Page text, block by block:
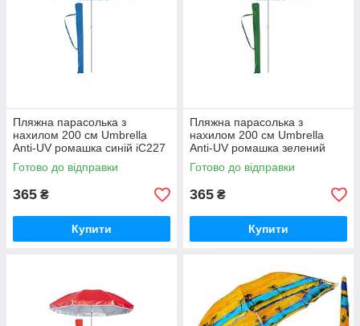
Пляжна парасолька з
нахилом 200 см Umbrella
Anti-UV ромашка синій iC227
Готово до відправки
365 ₴
Купити
Пляжна парасолька з
нахилом 200 см Umbrella
Anti-UV ромашка зелений
iC227
Готово до відправки
365 ₴
Купити